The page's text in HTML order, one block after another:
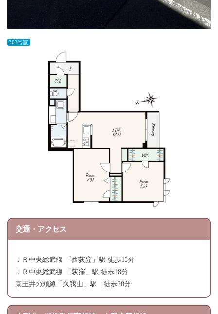
303号室
交通・アクセス
ＪＲ中央総武線 「西荻窪」駅 徒歩13分
ＪＲ中央総武線 「荻窪」駅 徒歩18分
京王井の頭線「久我山」駅 徒歩20分